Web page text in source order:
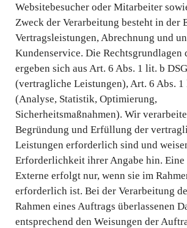
Websitebesucher oder Mitarbeiter
Zweck der Verarbeitung besteht in der
Vertragsleistungen, Abrechnung und
Kundenservice. Die Rechtsgrundlagen
ergeben sich aus Art. 6 Abs. 1 lit. b
(vertragliche Leistungen), Art. 6 Abs.
(Analyse, Statistik, Optimierung,
Sicherheitsmaßnahmen). Wir
Begründung und Erfüllung der
Leistungen erforderlich sind und
Erforderlichkeit ihrer Angabe hin. Eine
Externe erfolgt nur, wenn sie im
erforderlich ist. Bei der Verarbeitung
Rahmen eines Auftrags überlassenen
entsprechend den Weisungen der